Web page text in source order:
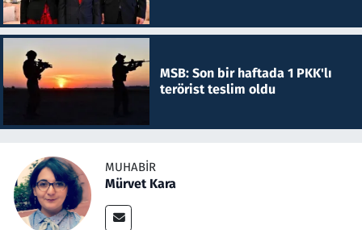
MSB: Son bir haftada 1 PKK'lı
terörist teslim oldu
MUHABIR
Mürvet Kara